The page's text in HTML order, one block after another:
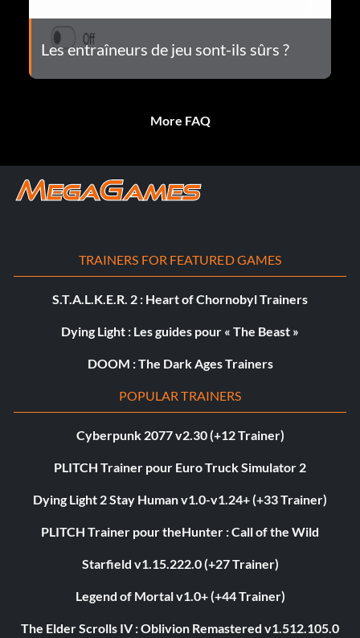
Les entraîneurs de jeu sont-ils sûrs ?
More FAQ
TRAINERS FOR FEATURED GAMES
S.T.A.L.K.E.R. 2 : Heart of Chornobyl Trainers
Dying Light : Les guides pour « The Beast »
DOOM : The Dark Ages Trainers
POPULAR TRAINERS
Cyberpunk 2077 v2.30 (+12 Trainer)
PLITCH Trainer pour Euro Truck Simulator 2
Dying Light 2 Stay Human v1.0-v1.24+ (+33 Trainer)
PLITCH Trainer pour theHunter : Call of the Wild
Starfield v1.15.222.0 (+27 Trainer)
Legend of Mortal v1.0+ (+44 Trainer)
The Elder Scrolls IV : Oblivion Remastered v1.512.105.0